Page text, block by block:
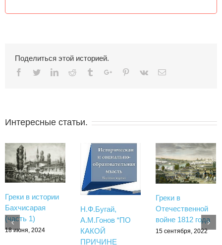
Поделиться этой историей.
Facebook
TwitterLinkedinReddit TumblrGoogle+Pinterest
Vk Email
Интересные статьи.
Греки в истории
Бахчисарая
(часть 1)
18 июня, 2024
Н.Ф.Бугай,
А.М.Гонов “ПО
КАКОЙ
ПРИЧИНЕ
Греки в
Отечественной
войне 1812 года
15 сентября, 2022